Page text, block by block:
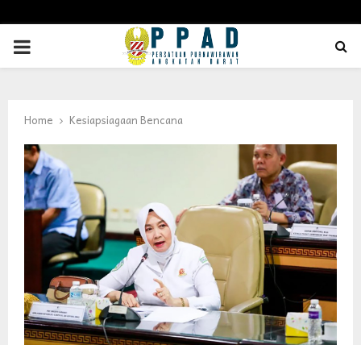
PRIMARY
Home Kesiapsiagaan Bencana